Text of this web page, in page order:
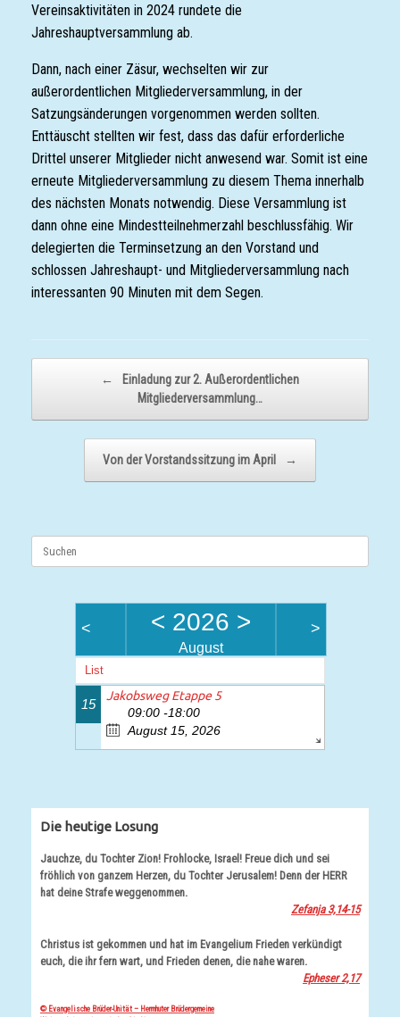
Vereinsaktivitäten in 2024 rundete die
Jahreshauptversammlung ab.
Dann, nach einer Zäsur, wechselten wir zur
außerordentlichen Mitgliederversammlung, in der
Satzungsänderungen vorgenommen werden sollten.
Enttäuscht stellten wir fest, dass das dafür erforderliche
Drittel unserer Mitglieder nicht anwesend war. Somit ist eine
erneute Mitgliederversammlung zu diesem Thema innerhalb
des nächsten Monats notwendig. Diese Versammlung ist
dann ohne eine Mindestteilnehmerzahl beschlussfähig. Wir
delegierten die Terminsetzung an den Vorstand und
schlossen Jahreshaupt- und Mitgliederversammlung nach
interessanten 90 Minuten mit dem Segen.
←
Einladung zur 2. Außerordentlichen
Mitgliederversammlung…
Von der Vorstandssitzung im April →
Suchen
< < 2026 >
August
>
List
15
Jakobsweg Etappe 5
09:00 -18:00
August 15, 2026
Die heutige Losung
Jauchze, du Tochter Zion! Frohlocke, Israel! Freue dich und sei
fröhlich von ganzem Herzen, du Tochter Jerusalem! Denn der HERR
hat deine Strafe weggenommen.
Zefanja 3,14-15
Christus ist gekommen und hat im Evangelium Frieden verkündigt
euch, die ihr fern wart, und Frieden denen, die nahe waren.
Epheser 2,17
© Evangelische Brüder-Unität – Herrnhuter Brüdergemeine